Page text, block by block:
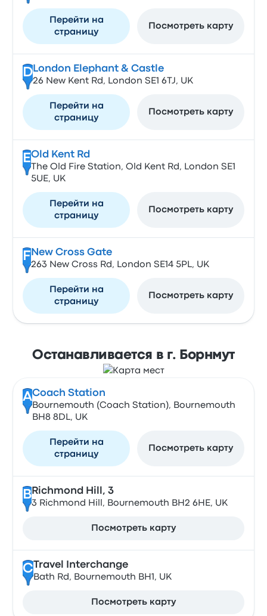
Перейти на
страницу
Посмотреть карту
DLondon Elephant & Castle
26 New Kent Rd, London SE1 6TJ, UK
Перейти на
страницу
Посмотреть карту
EOld Kent Rd
The Old Fire Station, Old Kent Rd, London SE1
5UE, UK
Перейти на
страницу
Посмотреть карту
F New Cross Gate
263 New Cross Rd, London SE14 5PL, UK
Перейти на
страницу
Посмотреть карту
Останавливается в г. Борнмут
ACoach Station
Bournemouth (Coach Station), Bournemouth
BH8 8DL, UK
Перейти на
страницу
Посмотреть карту
B Richmond Hill, 3
3 Richmond Hill, Bournemouth BH2 6HE, UK
Посмотреть карту
CTravel Interchange
Bath Rd, Bournemouth BH1, UK
Посмотреть карту